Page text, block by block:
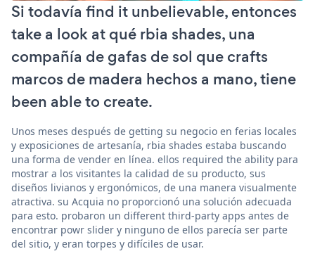
Si todavía find it unbelievable, entonces
take a look at qué rbia shades, una
compañía de gafas de sol que crafts
marcos de madera hechos a mano, tiene
been able to create.
Unos meses después de getting su negocio en ferias locales
y exposiciones de artesanía, rbia shades estaba buscando
una forma de vender en línea. ellos required the ability para
mostrar a los visitantes la calidad de su producto, sus
diseños livianos y ergonómicos, de una manera visualmente
atractiva. su Acquia no proporcionó una solución adecuada
para esto. probaron un different third-party apps antes de
encontrar powr slider y ninguno de ellos parecía ser parte
del sitio, y eran torpes y difíciles de usar.